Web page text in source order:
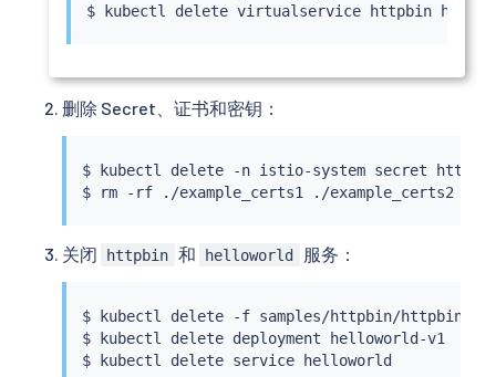
$
kubectl
删除 Secret、证书和密钥：
$ kubectl
delete -n istio-system secret
$
rm
关闭 httpbin 和 helloworld 服务：
$ kubectl
delete -f samples/httpbin/
$
kubectl
delete deployment helloworld-v1
$
kubectl delete service